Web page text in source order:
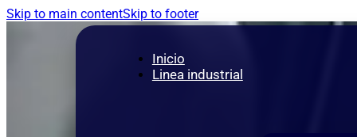
Skip to main contentSkip to footer
Inicio
Linea industrial